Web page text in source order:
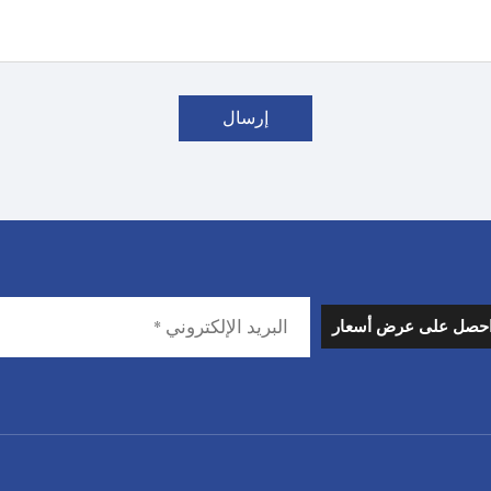
إرسال
احصل على عرض أسعار